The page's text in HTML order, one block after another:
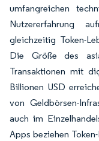
umfangreichen
Nutzererfahrung
gleichzeitig Token-
Die Größe des
Transaktionen mit
Billionen USD
von Geldbörsen-
auch im
Apps beziehen